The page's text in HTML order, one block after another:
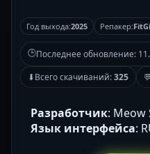
Год выхода:2025 Репакер:
🕒Последнее обновление:
⬇Всего скачиваний:325
Разработчик: Meow
Язык интерфейса: